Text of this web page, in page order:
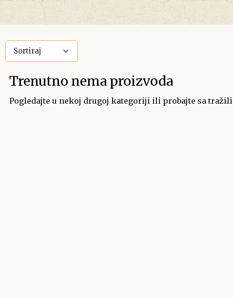
Trenutno nema proizvoda
Pogledajte u nekoj drugoj kategoriji ili probajte sa